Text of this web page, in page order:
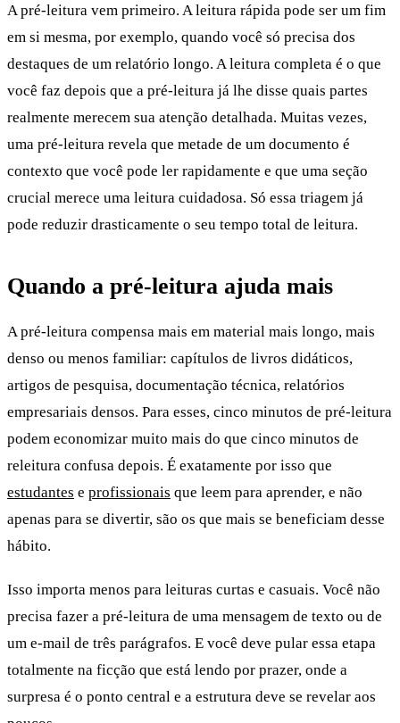
A pré-leitura vem primeiro. A leitura rápida pode ser um fim
em si mesma, por exemplo, quando você só precisa dos
destaques de um relatório longo. A leitura completa é o que
você faz depois que a pré-leitura já lhe disse quais partes
realmente merecem sua atenção detalhada. Muitas vezes,
uma pré-leitura revela que metade de um documento é
contexto que você pode ler rapidamente e que uma seção
crucial merece uma leitura cuidadosa. Só essa triagem já
pode reduzir drasticamente o seu tempo total de leitura.
Quando a pré-leitura ajuda mais
A pré-leitura compensa mais em material mais longo, mais
denso ou menos familiar: capítulos de livros didáticos,
artigos de pesquisa, documentação técnica, relatórios
empresariais densos. Para esses, cinco minutos de pré-leitura
podem economizar muito mais do que cinco minutos de
releitura confusa depois. É exatamente por isso que
estudantes e profissionais que leem para aprender, e não
apenas para se divertir, são os que mais se beneficiam desse
hábito.
Isso importa menos para leituras curtas e casuais. Você não
precisa fazer a pré-leitura de uma mensagem de texto ou de
um e-mail de três parágrafos. E você deve pular essa etapa
totalmente na ficção que está lendo por prazer, onde a
surpresa é o ponto central e a estrutura deve se revelar aos